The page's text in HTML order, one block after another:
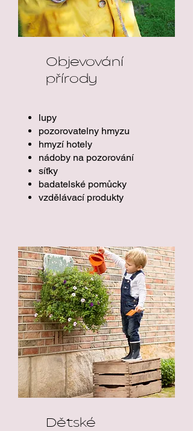
Objevování
přírody
lupy
pozorovatelny hmyzu
hmyzí hotely
nádoby na pozorování
síťky
badatelské pomůcky
vzdělávací produkty
Dětské